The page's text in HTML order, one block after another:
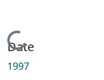
Loading...
Date
1997